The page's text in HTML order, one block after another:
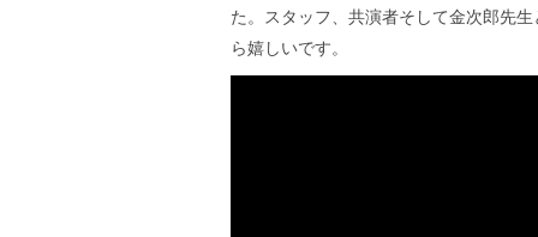
た。スタッフ、共演者そして金次郎先
ら嬉しいです。